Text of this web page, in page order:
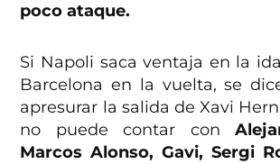
poco ataque.
Si Napoli saca ventaja en la
Barcelona en la vuelta, se
apresurar la salida de Xavi
no puede contar con
Marcos Alonso, Gavi, Sergi